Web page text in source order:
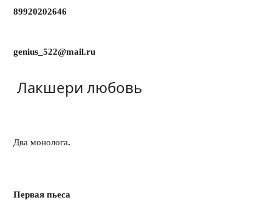
89920202646
genius _522@mail.ru
Лакшери любовь
Два монолога.
Первая пьеса